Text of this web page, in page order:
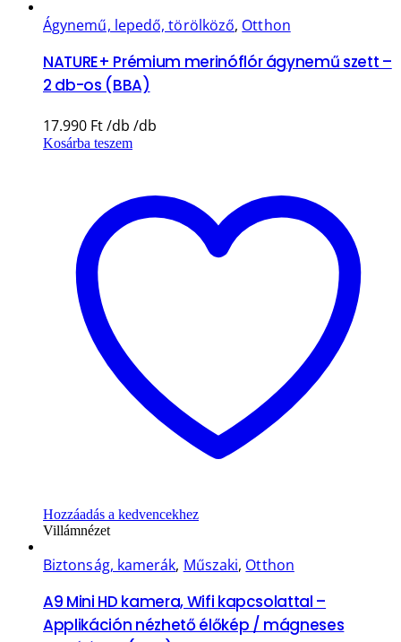
Ágynemű, lepedő, törölköző, Otthon
NATURE+ Prémium merinóflór ágynemű szett –
2 db-os (BBA)
17.990 Ft
Kosárba teszem
Hozzáadás a kedvencekhez
Villámnézet
Biztonság, kamerák, Műszaki, Otthon
A9 Mini HD kamera, Wifi kapcsolattal –
Applikáción nézhető élőkép / mágneses